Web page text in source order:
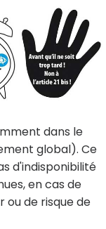
dans le
global). Ce
d'indisponibilité
en cas de
de risque de